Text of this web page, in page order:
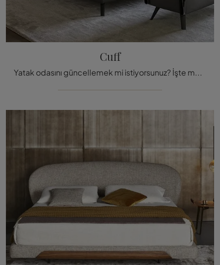
Cuff
Yatak odasını güncellemek mi istiyorsunuz? İşte modern alanlar için Bonaldo'nun ekolojik deri